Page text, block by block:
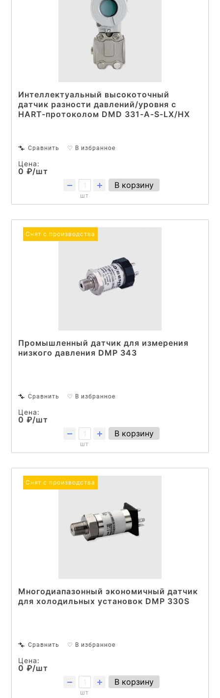
Интеллектуальный высокоточный
датчик разности давлений/уровня с
HART-протоколом DMD 331-A-S-LX/HX
Сравнить ♡ В избранное
Цена:
0 ₽/шт
шт
В корзину
Снят с производства
Промышленный датчик для измерения
низкого давления DMP 343
Сравнить ♡ В избранное
Цена:
0 ₽/шт
шт
В корзину
Снят с производства
Многодиапазонный экономичный датчик
для холодильных установок DMP 330S
Сравнить ♡ В избранное
Цена:
0 ₽/шт
шт
В корзину